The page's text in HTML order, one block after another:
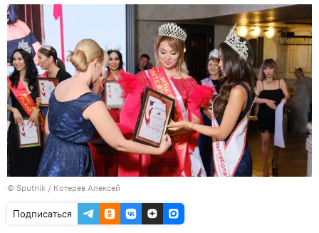
© Sputnik / Котерев Алексей
Подписаться